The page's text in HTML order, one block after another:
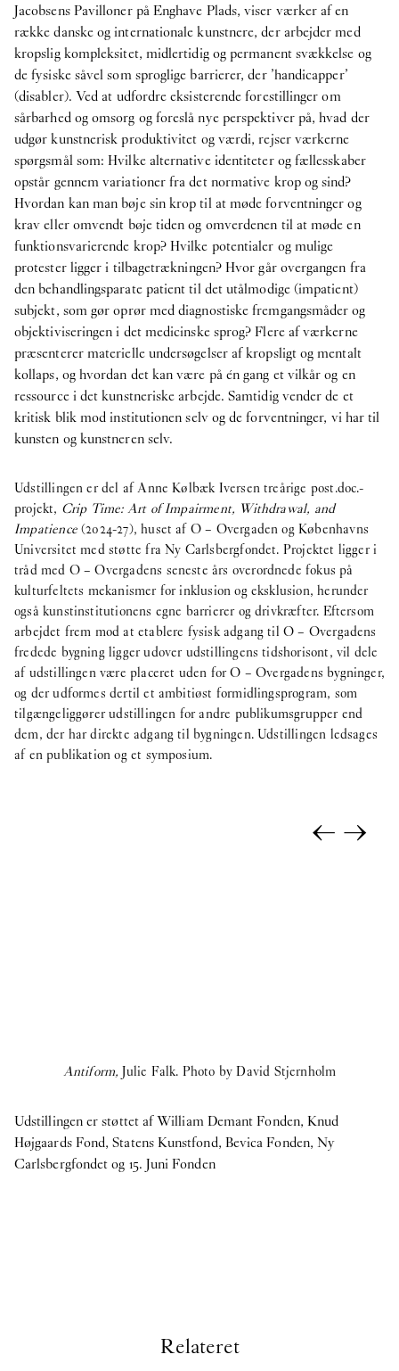
Jacobsens Pavilloner på Enghave Plads, viser værker af en
række danske og internationale kunstnere, der arbejder med
kropslig kompleksitet, midlertidig og permanent svækkelse og
de fysiske såvel som sproglige barrierer, der ’handicapper’
(disabler). Ved at udfordre eksisterende forestillinger om
sårbarhed og omsorg og foreslå nye perspektiver på, hvad der
udgør kunstnerisk produktivitet og værdi, rejser værkerne
spørgsmål som: Hvilke alternative identiteter og fællesskaber
opstår gennem variationer fra det normative krop og sind?
Hvordan kan man bøje sin krop til at møde forventninger og
krav eller omvendt bøje tiden og omverdenen til at møde en
funktionsvarierende krop? Hvilke potentialer og mulige
protester ligger i tilbagetrækningen? Hvor går overgangen fra
den behandlingsparate patient til det utålmodige (impatient)
subjekt, som gør oprør med diagnostiske fremgangsmåder og
objektiviseringen i det medicinske sprog? Flere af værkerne
præsenterer materielle undersøgelser af kropsligt og mentalt
kollaps, og hvordan det kan være på én gang et vilkår og en
ressource i det kunstneriske arbejde. Samtidig vender de et
kritisk blik mod institutionen selv og de forventninger, vi har til
kunsten og kunstneren selv.
Udstillingen er del af Anne Kølbæk Iversen treårige post.doc.-
projekt, Crip Time: Art of Impairment, Withdrawal, and
Impatience(2024-27), huset af O – Overgaden og Københavns
Universitet med støtte fra Ny Carlsbergfondet. Projektet ligger i
tråd med O – Overgadens seneste års overordnede fokus på
kulturfeltets mekanismer for inklusion og eksklusion, herunder
også kunstinstitutionens egne barrierer og drivkræfter. Eftersom
arbejdet frem mod at etablere fysisk adgang til O – Overgadens
fredede bygning ligger udover udstillingens tidshorisont, vil dele
af udstillingen være placeret uden for O – Overgadens bygninger,
og der udformes dertil et ambitiøst formidlingsprogram, som
tilgængeliggører udstillingen for andre publikumsgrupper end
dem, der har direkte adgang til bygningen. Udstillingen ledsages
af en publikation og et symposium.
←→
Antiform, Julie Falk. Photo by David Stjernholm
Udstillingen er støttet af William Demant Fonden, Knud
Højgaards Fond, Statens Kunstfond, Bevica Fonden, Ny
Carlsbergfondet og 15. Juni Fonden
Relateret